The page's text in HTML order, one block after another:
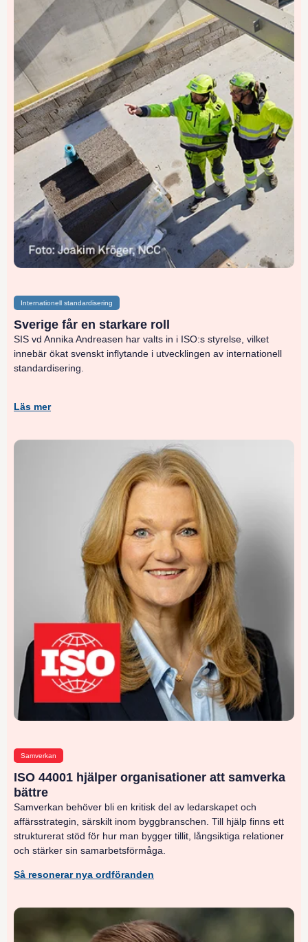
Internationell standardisering
Sverige får en starkare roll
SIS vd Annika Andreasen har valts in i ISO:s styrelse, vilket
innebär ökat svenskt inflytande i utvecklingen av internationell
standardisering.
Läs mer
Samverkan
ISO 44001 hjälper organisationer att samverka
bättre
Samverkan behöver bli en kritisk del av ledarskapet och
affärsstrategin, särskilt inom byggbranschen. Till hjälp finns ett
strukturerat stöd för hur man bygger tillit, långsiktiga relationer
och stärker sin samarbetsförmåga.
Så resonerar nya ordföranden